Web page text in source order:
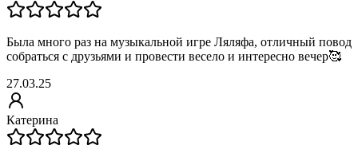
Была много раз на музыкальной игре Ляляфа, отличный повод
собраться с друзьями и провести весело и интересно вечер🥰
27.03.25
Катерина